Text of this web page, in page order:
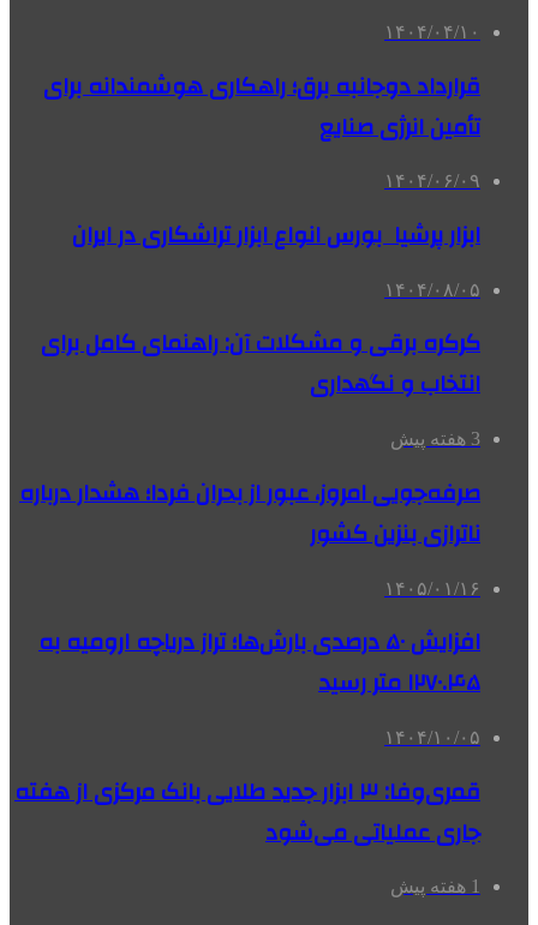
۱۴۰۴/۰۴/۱۰
قرارداد دوجانبه برق؛ راهکاری هوشمندانه برای
تأمین انرژی صنایع
۱۴۰۴/۰۶/۰۹
ابزار پرشیا بورس انواع ابزار تراشکاری در ایران
۱۴۰۴/۰۸/۰۵
کرکره برقی و مشکلات آن: راهنمای کامل برای
انتخاب و نگهداری
3 هفته پیش
صرفه‌جویی امروز، عبور از بحران فردا؛ هشدار درباره
ناترازی بنزین کشور
۱۴۰۵/۰۱/۱۶
افزایش ۵۰ درصدی بارش‌ها؛ تراز دریاچه ارومیه به
۱۲۷۰.۴۵ متر رسید
۱۴۰۴/۱۰/۰۵
قمری‌وفا: ۳ ابزار جدید طلایی بانک مرکزی از هفته
جاری عملیاتی می‌شود
1 هفته پیش